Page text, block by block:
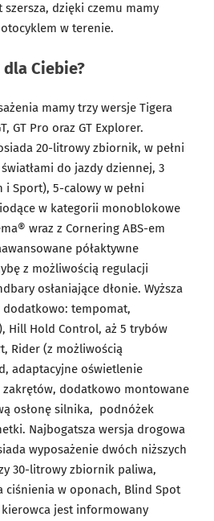
dzięki czemu mamy
w terenie.
Ciebie?
mamy trzy wersje Tigera
GT Pro oraz GT Explorer.
20-litrowy zbiornik, w pełni
do jazdy dziennej, 3
i Sport), 5-calowy w pełni
w kategorii monoblokowe
wraz z Cornering ABS-em
półaktywne
z możliwością regulacji
osłaniające dłonie. Wyższa
dodatkowo: tempomat,
Hill Hold Control, aż 5 trybów
Rider (z możliwością
adaptacyjne oświetlenie
dodatkowo montowane
osłonę silnika, podnóżek
Najbogatsza wersja drogowa
wyposażenie dwóch niższych
30-litrowy zbiornik paliwa,
ciśnienia w oponach, Blind Spot
jest informowany